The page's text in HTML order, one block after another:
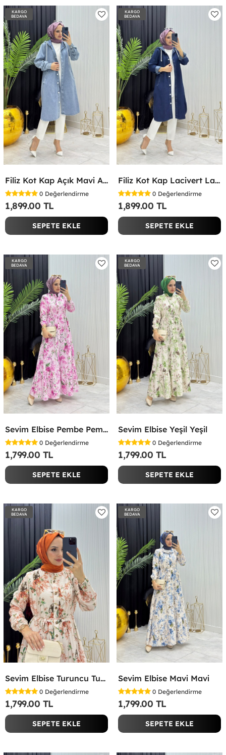
KARGO
BEDAVA
Filiz Kot Kap Açık Mavi Açık Mavi
0 Değerlendirme
1,899.00 TL
SEPETE EKLE
KARGO
BEDAVA
Filiz Kot Kap Lacivert Lacivert
0 Değerlendirme
1,899.00 TL
SEPETE EKLE
KARGO
BEDAVA
Sevim Elbise Pembe Pembe
0 Değerlendirme
1,799.00 TL
SEPETE EKLE
KARGO
BEDAVA
Sevim Elbise Yeşil Yeşil
0 Değerlendirme
1,799.00 TL
SEPETE EKLE
KARGO
BEDAVA
Sevim Elbise Turuncu Turuncu
0 Değerlendirme
1,799.00 TL
SEPETE EKLE
KARGO
BEDAVA
Sevim Elbise Mavi Mavi
0 Değerlendirme
1,799.00 TL
SEPETE EKLE